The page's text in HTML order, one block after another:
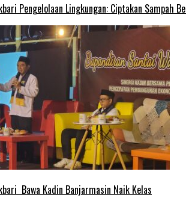
Pengelolaan Lingkungan: Ciptakan Sampah
Bawa Kadin Banjarmasin Naik Kelas